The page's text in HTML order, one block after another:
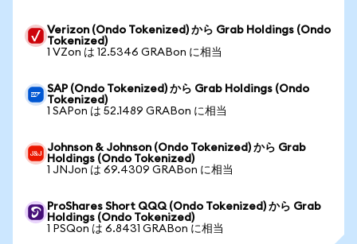
Verizon (Ondo Tokenized) から Grab Holdings (Ondo
Tokenized)
1 VZon は 12.5346 GRABon に相当
SAP (Ondo Tokenized) から Grab Holdings (Ondo
Tokenized)
1 SAPon は 52.1489 GRABon に相当
Johnson & Johnson (Ondo Tokenized) から Grab
Holdings (Ondo Tokenized)
1 JNJon は 69.4309 GRABon に相当
ProShares Short QQQ (Ondo Tokenized) から Grab
Holdings (Ondo Tokenized)
1 PSQon は 6.8431 GRABon に相当